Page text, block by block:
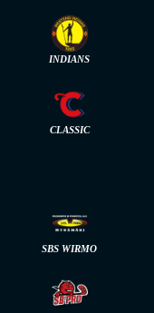
INDIANS
CLASSIC
SBS WIRMO